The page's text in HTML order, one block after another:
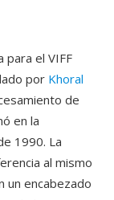
para el VIFF
por Khoral
de
en la
1990. La
al mismo
encabezado